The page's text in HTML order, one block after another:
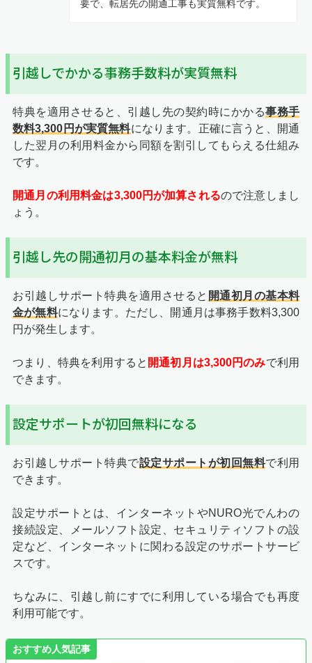
要で、転居先の開通工事も実質無料です。
引越しでかかる事務手数料が実質無料
特典を適用させると、引越し先の契約時にかかる事務手
数料3,300円が実質無料になります。正確に言うと、開通
した翌月の利用料金から同額を割引してもらえる仕組み
です。
開通月の利用料金は3,300円が加算されるので注意しまし
ょう。
引越し先の開通初月の基本料金が無料
お引越しサポート特典を適用させると 開通初月の基本料
金が無料になります。ただし、開通月は事務手数料3,300
円が発生します。
つまり、特典を利用すると 開通初月は3,300円のみで利用
できます。
設定サポートが初回無料になる
お引越しサポート特典で設定サポートが初回無料で利用
できます。
設定サポートとは、インターネットやNURO光でんわの
接続設定、メールソフト設定、セキュリティソフトの設
定など、インターネットに関わる設定のサポートサービ
スです。
ちなみに、引越し前にすでに利用している場合でも再度
利用可能です。
おすすめ人気記事